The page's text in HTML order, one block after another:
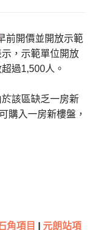
前開價並開放示範
，示範單位開放
過1,500人。
該區缺乏一房新
購入一房新樓盤，
角項目
元朗站項